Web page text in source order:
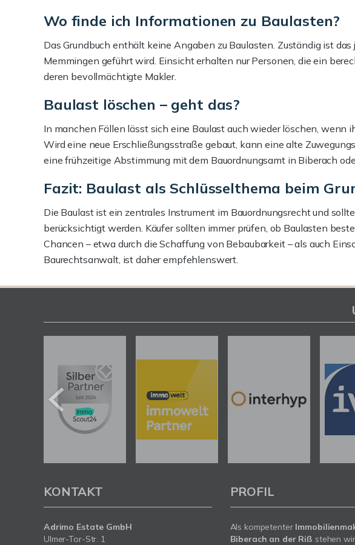
Wo finde ich Informationen zu Baulasten?
Das Grundbuch enthält keine Angaben zu Baulasten. Zuständig ist
Memmingen geführt wird. Einsicht erhalten nur Personen, die ein
deren bevollmächtigte Makler.
Baulast löschen – geht das?
In manchen Fällen lässt sich eine Baulast auch wieder löschen,
Wird eine neue Erschließungsstraße gebaut, kann eine alte
eine frühzeitige Abstimmung mit dem Bauordnungsamt in Biberach
Fazit: Baulast als Schlüsselthema beim
Die Baulast ist ein zentrales Instrument im Bauordnungsrecht und
berücksichtigt werden. Käufer sollten immer prüfen, ob Baulasten
Chancen – etwa durch die Schaffung von Bebaubarkeit – als auch
Baurechtsanwalt, ist daher empfehlenswert.
KONTAKT
Adrimo Estate GmbH
Ulmer-Tor-Str. 1
PROFIL
Als kompetenter
Biberach an der Riß stehen